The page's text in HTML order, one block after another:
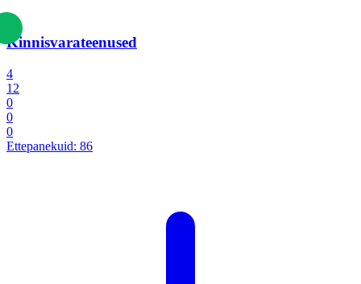
Kinnisvarateenused
4
12
0
0
0
Ettepanekuid: 86